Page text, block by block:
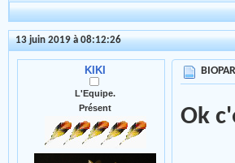
13 juin 2019 à 08:12:26
KIKI
L'Equipe.
Présent
Ok